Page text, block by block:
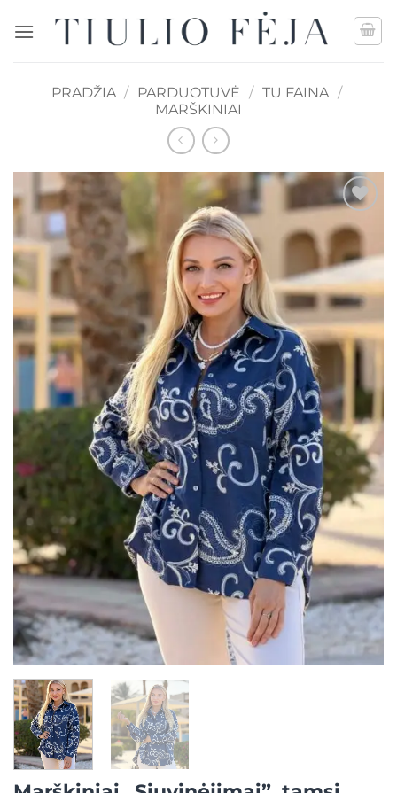
PRADŽIA / PARDUOTUVĖ / TU FAINA /
MARŠKINIAI
Mėgstamiausias